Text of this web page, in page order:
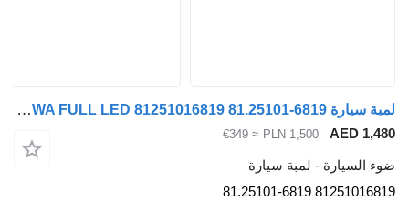
لمبة سيارة MAN LAMPA PRZÓD PRZEDNIE LEWA FULL LED 81251016819 81.25101-6819 لـ السيارات القاطرة MAN TGX TGS TG3 TGL TGM
PLN 1,500
≈ €349
- لمبة سيارة